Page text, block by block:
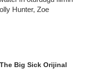
Hunter, Zoe
The Big Sick Orijinal